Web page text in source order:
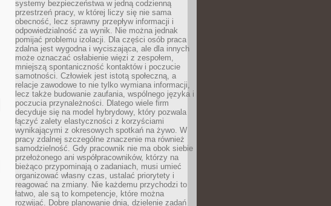
systemy bezpieczeństwa w jedną codzienną
przestrzeń pracy, w której liczy się nie sama
obecność, lecz sprawny przepływ informacji i
odpowiedzialność za wynik. Nie można jednak
pomijać problemu izolacji. Dla części osób praca
zdalna jest wygodna i wyciszająca, ale dla innych
może oznaczać osłabienie więzi z zespołem,
mniejszą spontaniczność kontaktów i poczucie
samotności. Człowiek jest istotą społeczną, a
relacje zawodowe to nie tylko wymiana informacji,
lecz także budowanie zaufania, wspólnego języka i
poczucia przynależności. Dlatego wiele firm
decyduje się na model hybrydowy, który pozwala
łączyć zalety elastyczności z korzyściami
wynikającymi z okresowych spotkań na żywo. W
pracy zdalnej szczególne znaczenie ma również
samodzielność. Gdy pracownik nie ma obok siebie
przełożonego ani współpracowników, którzy na
bieżąco przypominają o zadaniach, musi umieć
organizować własny czas, ustalać priorytety i
reagować na zmiany. Nie każdemu przychodzi to
łatwo, ale są to kompetencje, które można
rozwijać. Dobre planowanie dnia, dzielenie zadań